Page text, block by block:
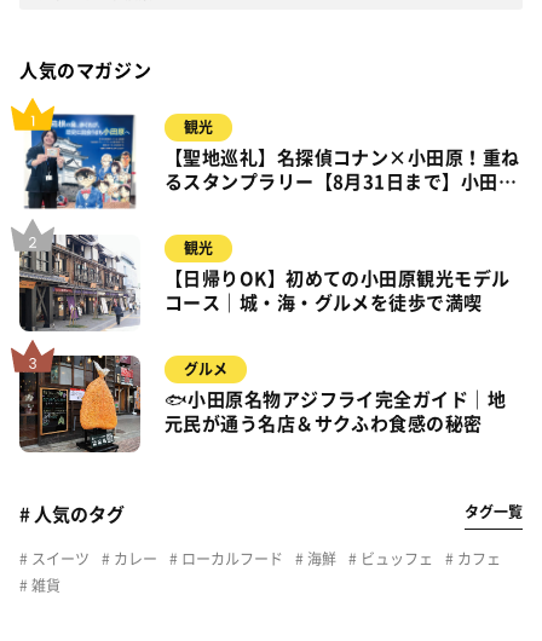
人気のマガジン
観光
【聖地巡礼】名探偵コナン×小田原！重ね
るスタンプラリー【8月31日まで】小田
観光
【日帰りOK】初めての小田原観光モデル
コース｜城・海・グルメを徒歩で満喫
グルメ
🐟小田原名物アジフライ完全ガイド｜地
元民が通う名店＆サクふわ食感の秘密
# 人気のタグ タグ一覧
スイーツ カレー ローカルフード 海鮮 ビュッフェ
カフェ
雑貨